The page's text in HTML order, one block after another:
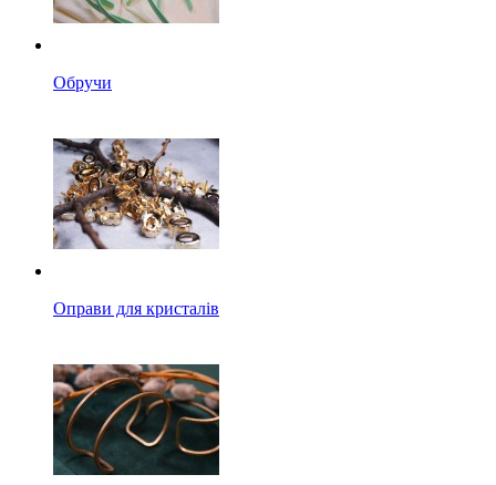
Обручи
Оправи для кристалів